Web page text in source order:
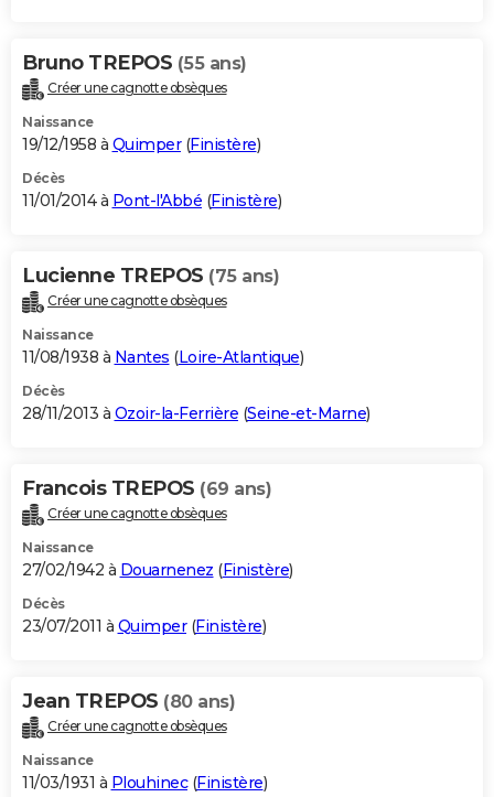
Bruno TREPOS (55 ans)
Créer une cagnotte obsèques
Naissance
19/12/1958 à Quimper(Finistère)
Décès
11/01/2014 à Pont-l'Abbé (Finistère)
Lucienne TREPOS (75 ans)
Créer une cagnotte obsèques
Naissance
11/08/1938 à Nantes (Loire-Atlantique)
Décès
28/11/2013 à Ozoir-la-Ferrière (Seine-et-Marne)
Francois TREPOS (69 ans)
Créer une cagnotte obsèques
Naissance
27/02/1942 à Douarnenez (Finistère)
Décès
23/07/2011 à Quimper(Finistère)
Jean TREPOS (80 ans)
Créer une cagnotte obsèques
Naissance
11/03/1931 à Plouhinec(Finistère)